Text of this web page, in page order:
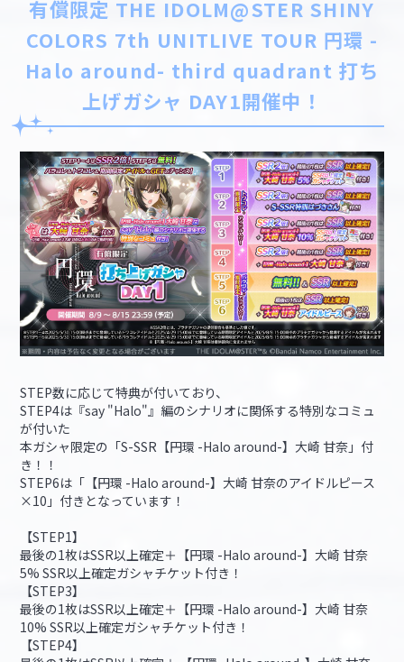
有償限定 THE IDOLM@STER SHINY
COLORS 7th UNITLIVE TOUR 円環 -
Halo around- third quadrant 打ち
上げガシャ DAY1開催中！
STEP数に応じて特典が付いており、
STEP4は『say "Halo"』編のシナリオに関係する特別なコミュ
が付いた
本ガシャ限定の「S-SSR【円環 -Halo around-】大崎 甘奈」付
き！！
STEP6は「【円環 -Halo around-】大崎 甘奈のアイドルピース
×10」付きとなっています！
【STEP1】
最後の1枚はSSR以上確定＋【円環 -Halo around-】大崎 甘奈
5% SSR以上確定ガシャチケット付き！
【STEP3】
最後の1枚はSSR以上確定＋【円環 -Halo around-】大崎 甘奈
10% SSR以上確定ガシャチケット付き！
【STEP4】